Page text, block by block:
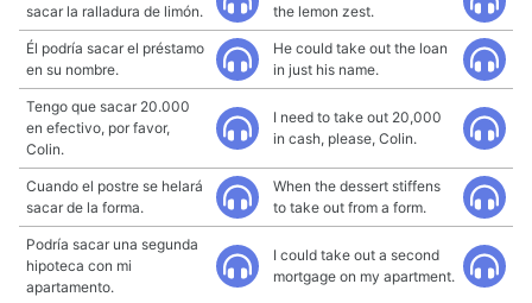
sacar la ralladura de limón.
the lemon zest.
Él podría sacar el préstamo
en su nombre.
He could take out the loan
in just his name.
Tengo que sacar 20.000
en efectivo, por favor,
Colin.
I need to take out 20,000
in cash, please, Colin.
Cuando el postre se helará
sacar de la forma.
When the dessert stiffens
to take out from a form.
Podría sacar una segunda
hipoteca con mi
apartamento.
I could take out a second
mortgage on my apartment.